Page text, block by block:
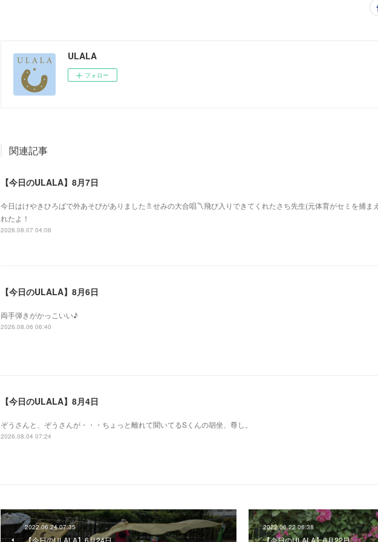
ULALA
フォロー
関連記事
【今日のULALA】8月7日
今日はけやきひろばで外あそびがありました🚿せみの大合唱〽飛び入りできてくれたさち先生(元体育がセミを捕ま
れたよ！
2026.08.07 04:06
【今日のULALA】8月6日
両手弾きがかっこいい♪
2026.08.06 06:40
【今日のULALA】8月4日
ぞうさんと、ぞうさんが・・・ちょっと離れて聞いてるSくんの胡坐、尊し。
2026.08.04 07:24
2022.06.24 07:35
【今日のULALA】6月24日
2022.06.22 06:38
【今日のULALA】6月22日